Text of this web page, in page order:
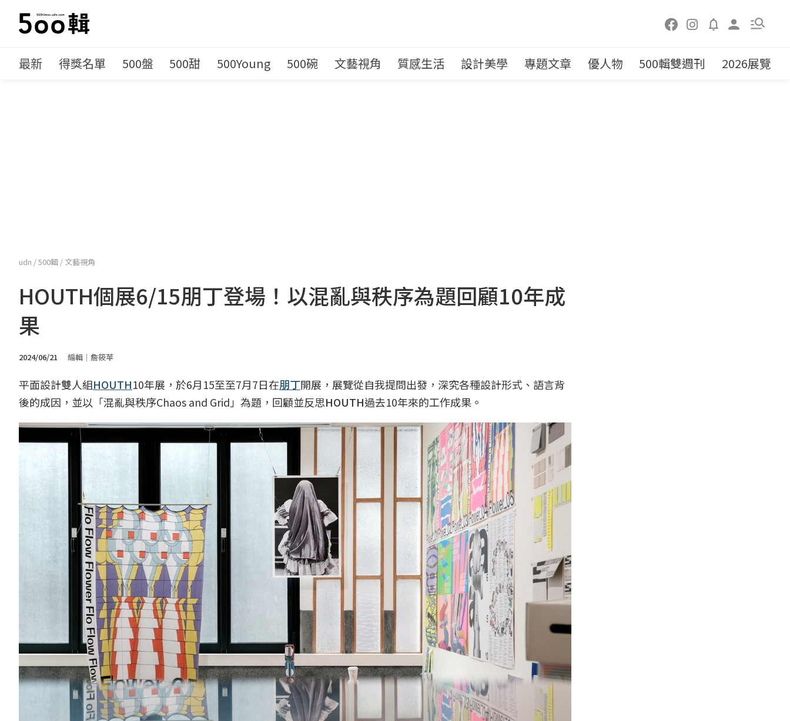
最新 得獎名單 500盤 500甜 500Young 500碗 文藝視角 質感生活 設計美學 專題文章 優人物 500輯雙週刊 2026展覽
udn /500輯 / 文藝視角
HOUTH個展6/15朋丁登場！以混亂與秩序為題回顧10年成
果
2024/06/21 編輯｜詹筱苹
平面設計雙人組HOUTH10年展，於6月15至至7月7日在朋丁開展，展覽從自我提問出發，深究各種設計形式、語言背
後的成因，並以「混亂與秩序Chaos and Grid」為題，回顧並反思HOUTH過去10年來的工作成果。